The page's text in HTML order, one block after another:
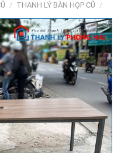
/ THANH LÝ BÀN HỌP CŨ /